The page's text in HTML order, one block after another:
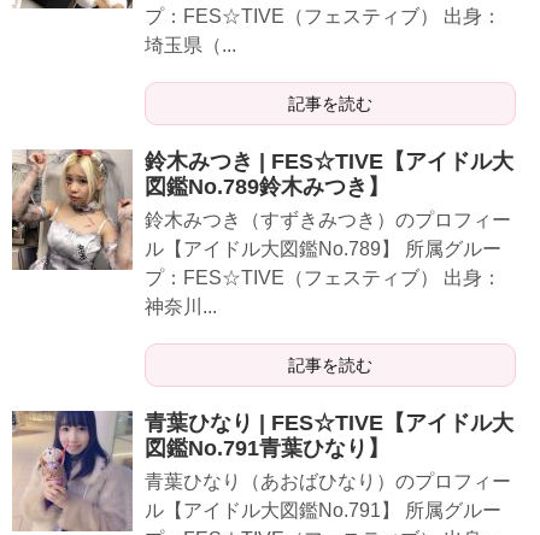
プ：FES☆TIVE（フェスティブ） 出身：
埼玉県（...
記事を読む
鈴木みつき | FES☆TIVE【アイドル大
図鑑No.789鈴木みつき】
鈴木みつき（すずきみつき）のプロフィー
ル【アイドル大図鑑No.789】 所属グルー
プ：FES☆TIVE（フェスティブ） 出身：
神奈川...
記事を読む
青葉ひなり | FES☆TIVE【アイドル大
図鑑No.791青葉ひなり】
青葉ひなり（あおばひなり）のプロフィー
ル【アイドル大図鑑No.791】 所属グルー